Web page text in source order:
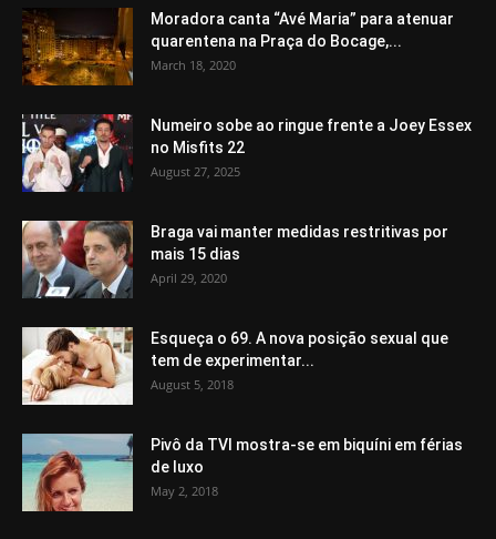
Moradora canta “Avé Maria” para atenuar
quarentena na Praça do Bocage,...
March 18, 2020
Numeiro sobe ao ringue frente a Joey Essex
no Misfits 22
August 27, 2025
Braga vai manter medidas restritivas por
mais 15 dias
April 29, 2020
Esqueça o 69. A nova posição sexual que
tem de experimentar...
August 5, 2018
Pivô da TVI mostra-se em biquíni em férias
de luxo
May 2, 2018